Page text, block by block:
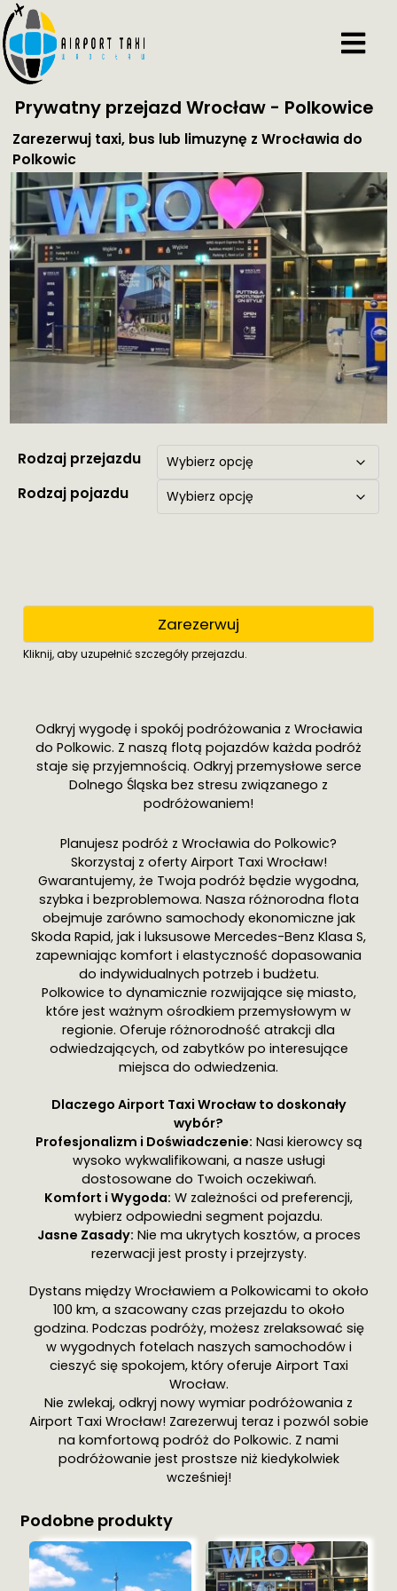
Prywatny przejazd Wrocław - Polkowice
Zarezerwuj taxi, bus lub limuzynę z Wrocławia do
Polkowic
Rodzaj przejazdu
Rodzaj pojazdu
Zarezerwuj
Kliknij, aby uzupełnić szczegóły przejazdu.
Odkryj wygodę i spokój podróżowania z Wrocławia
do Polkowic. Z naszą flotą pojazdów każda podróż
staje się przyjemnością. Odkryj przemysłowe serce
Dolnego Śląska bez stresu związanego z
podróżowaniem!
Planujesz podróż z Wrocławia do Polkowic?
Skorzystaj z oferty Airport Taxi Wrocław!
Gwarantujemy, że Twoja podróż będzie wygodna,
szybka i bezproblemowa. Nasza różnorodna flota
obejmuje zarówno samochody ekonomiczne jak
Skoda Rapid, jak i luksusowe Mercedes-Benz Klasa S,
zapewniając komfort i elastyczność dopasowania
do indywidualnych potrzeb i budżetu.
Polkowice to dynamicznie rozwijające się miasto,
które jest ważnym ośrodkiem przemysłowym w
regionie. Oferuje różnorodność atrakcji dla
odwiedzających, od zabytków po interesujące
miejsca do odwiedzenia.
Dlaczego Airport Taxi Wrocław to doskonały
wybór?
Profesjonalizm i Doświadczenie: Nasi kierowcy są
wysoko wykwalifikowani, a nasze usługi
dostosowane do Twoich oczekiwań.
Komfort i Wygoda: W zależności od preferencji,
wybierz odpowiedni segment pojazdu.
Jasne Zasady: Nie ma ukrytych kosztów, a proces
rezerwacji jest prosty i przejrzysty.
Dystans między Wrocławiem a Polkowicami to około
100 km, a szacowany czas przejazdu to około
godzina. Podczas podróży, możesz zrelaksować się
w wygodnych fotelach naszych samochodów i
cieszyć się spokojem, który oferuje Airport Taxi
Wrocław.
Nie zwlekaj, odkryj nowy wymiar podróżowania z
Airport Taxi Wrocław! Zarezerwuj teraz i pozwól sobie
na komfortową podróż do Polkowic. Z nami
podróżowanie jest prostsze niż kiedykolwiek
wcześniej!
Podobne produkty